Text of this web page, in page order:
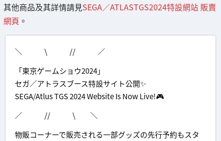
其他商品及其詳情請見SEGA／ATLASTGS2024特設網站 販賣
網頁 。
＼ \ // ／
「東京ゲームショウ2024」
セガ／アトラスブース特設サイト公開✨
SEGA/Atlus TGS 2024 Website Is Now Live!🎮
／ // \ ＼
物販コーナーで販売される一部グッズの先行予約もスタ